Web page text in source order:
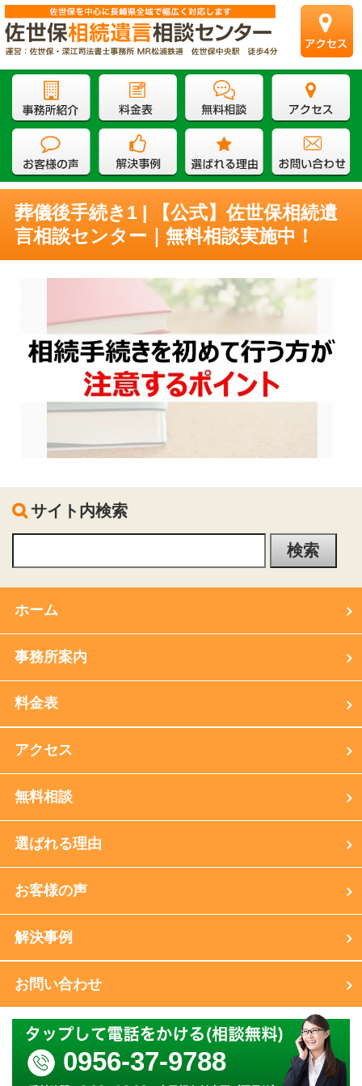
葬儀後手続き1 | 【公式】佐世保相続遺
言相談センター｜無料相談実施中！
サイト内検索
ホーム
事務所案内
料金表
アクセス
無料相談
選ばれる理由
お客様の声
解決事例
お問い合わせ
0956-37-9788